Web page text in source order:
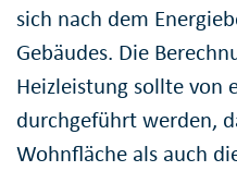
sich nach dem
Gebäudes. Die
Heizleistung sollte von
durchgeführt werden,
Wohnfläche als auch